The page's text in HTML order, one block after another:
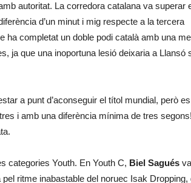
autoritat. La corredora catalana va superar
d’un minut i mig respecte a la tercera
ha completat un doble podi català amb una
ja que una inoportuna lesió deixaria a Llansó
a punt d’aconseguir el títol mundial, però
i amb una diferència mínima de tres
categories Youth. En Youth C, Biel Sagués
ritme inabastable del noruec Isak Dropping,